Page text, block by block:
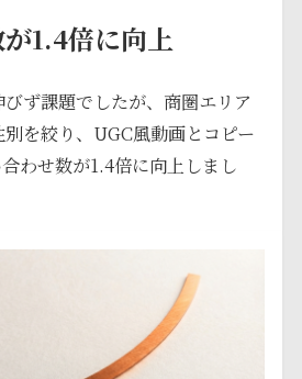
1.4倍に向上
ず課題でしたが、商圏エリア
を絞り、UGC風動画とコピー
わせ数が1.4倍に向上しまし